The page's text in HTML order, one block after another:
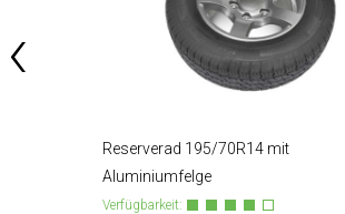
Reserverad 195/70R14 mit
Aluminiumfelge
Verfügbarkeit: